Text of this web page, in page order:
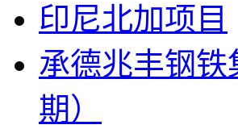
印尼北加项目
承德兆丰钢铁
期）